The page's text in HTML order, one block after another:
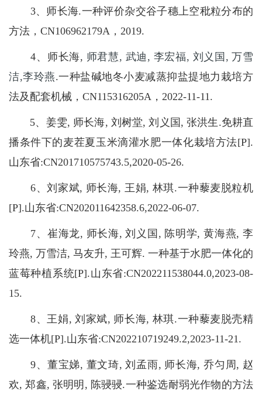
3、师长海.一种评价杂交谷子穗上空秕粒分布的
方法，CN106962179A，2019.
4、师长海, 师君慧, 武迪, 李宏福, 刘义国, 万雪
洁,李玲燕.一种盐碱地冬小麦减蒸抑盐提地力栽培方
法及配套机械，CN115316205A，2022-11-11.
5、姜雯, 师长海, 刘树堂, 刘义国, 张洪生.免耕直
播条件下的麦茬夏玉米滴灌水肥一体化栽培方法[P].
山东省:CN201710575743.5,2020-05-26.
6、刘家斌, 师长海, 王娟, 林琪.一种藜麦脱粒机
[P].山东省:CN202011642358.6,2022-06-07.
7、崔海龙, 师长海, 刘义国, 陈明学, 黄海燕, 李
玲燕, 万雪洁, 马友升, 王可辉. 一种基于水肥一体化的
蓝莓种植系统[P].山东省:CN202211538044.0,2023-08-
15.
8、王娟, 刘家斌, 师长海, 林琪.一种藜麦脱壳精
选一体机[P].山东省:CN202210719249.2,2023-11-21.
9、董宝娣, 董文琦, 刘孟雨, 师长海, 乔匀周, 赵
欢, 郑鑫, 张明明, 陈骎骎.一种鉴选耐弱光作物的方法